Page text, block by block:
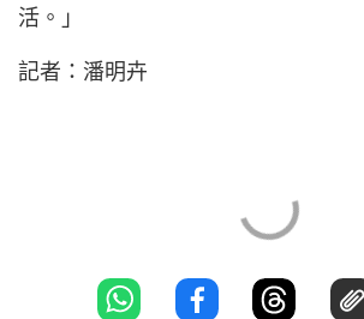
活。」
記者：潘明卉